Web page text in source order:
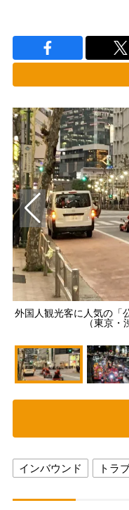
外国人観光客に人気の「
（東京・
インバウンド トラ